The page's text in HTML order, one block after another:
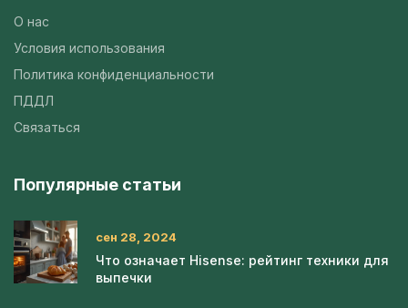
О нас
Условия использования
Политика конфиденциальности
ПДДЛ
Связаться
Популярные статьи
сен 28, 2024
Что означает Hisense: рейтинг техники для
выпечки